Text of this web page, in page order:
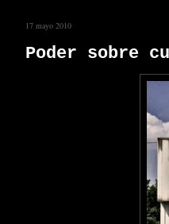
17 mayo 2010
Poder sobre